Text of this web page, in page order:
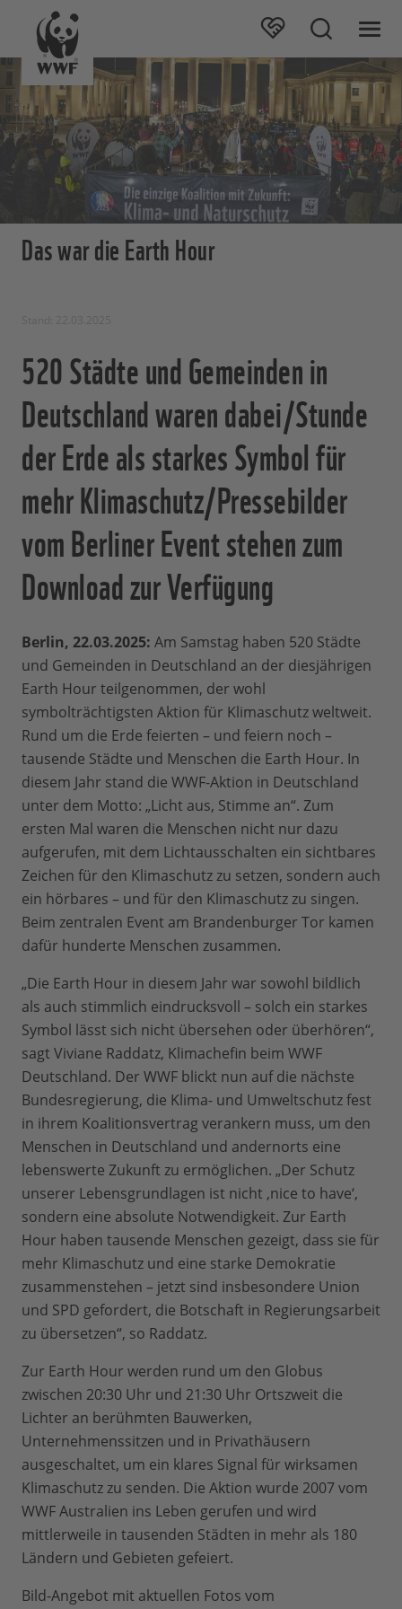
Das war die Earth Hour
520 Städte und Gemeinden in
Deutschland waren dabei/Stunde
der Erde als starkes Symbol für
mehr Klimaschutz/Pressebilder
vom Berliner Event stehen zum
Download zur Verfügung
Berlin, 22.03.2025: Am Samstag haben 520 Städte
und Gemeinden in Deutschland an der diesjährigen
Earth Hour teilgenommen, der wohl
symbolträchtigsten Aktion für Klimaschutz weltweit.
Rund um die Erde feierten – und feiern noch –
tausende Städte und Menschen die Earth Hour. In
diesem Jahr stand die WWF-Aktion in Deutschland
unter dem Motto: „Licht aus, Stimme an“. Zum
ersten Mal waren die Menschen nicht nur dazu
aufgerufen, mit dem Lichtausschalten ein sichtbares
Zeichen für den Klimaschutz zu setzen, sondern auch
ein hörbares – und für den Klimaschutz zu singen.
Beim zentralen Event am Brandenburger Tor kamen
dafür hunderte Menschen zusammen.
„Die Earth Hour in diesem Jahr war sowohl bildlich
als auch stimmlich eindrucksvoll – solch ein starkes
Symbol lässt sich nicht übersehen oder überhören“,
sagt Viviane Raddatz, Klimachefin beim WWF
Deutschland. Der WWF blickt nun auf die nächste
Bundesregierung, die Klima- und Umweltschutz fest
in ihrem Koalitionsvertrag verankern muss, um den
Menschen in Deutschland und andernorts eine
lebenswerte Zukunft zu ermöglichen. „Der Schutz
unserer Lebensgrundlagen ist nicht ‚nice to have‘,
sondern eine absolute Notwendigkeit. Zur Earth
Hour haben tausende Menschen gezeigt, dass sie für
mehr Klimaschutz und eine starke Demokratie
zusammenstehen – jetzt sind insbesondere Union
und SPD gefordert, die Botschaft in Regierungsarbeit
zu übersetzen“, so Raddatz.
Zur Earth Hour werden rund um den Globus
zwischen 20:30 Uhr und 21:30 Uhr Ortszweit die
Lichter an berühmten Bauwerken,
Unternehmenssitzen und in Privathäusern
ausgeschaltet, um ein klares Signal für wirksamen
Klimaschutz zu senden. Die Aktion wurde 2007 vom
WWF Australien ins Leben gerufen und wird
mittlerweile in tausenden Städten in mehr als 180
Ländern und Gebieten gefeiert.
Bild-Angebot mit aktuellen Fotos vom